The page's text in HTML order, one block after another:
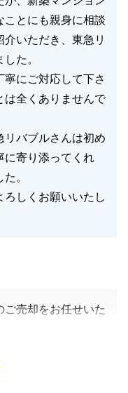
ことにも親身に相談
いただき、東急リ
た。
にご対応して下さ
は全くありませんで
リバブルさんは初め
に寄り添ってくれ
。
ろしくお願いいたし
ご売却をお任せいた
変お世話になりま